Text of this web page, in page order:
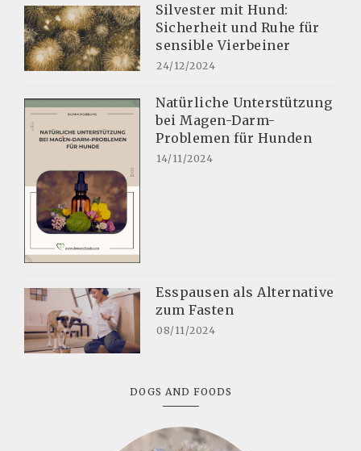
Silvester mit Hund:
Sicherheit und Ruhe für
sensible Vierbeiner
24/12/2024
Natürliche Unterstützung
bei Magen-Darm-
Problemen für Hunden
14/11/2024
Esspausen als Alternative
zum Fasten
08/11/2024
DOGS AND FOODS